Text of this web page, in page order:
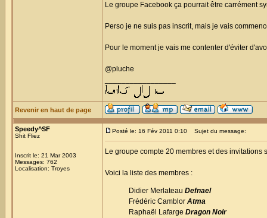
Le groupe Facebook ça pourrait être carrément
Perso je ne suis pas inscrit, mais je vais
Pour le moment je vais me contenter d'éviter
@pluche
Revenir en haut de page
Speedy^SF
Shit Fliez
Inscrit le: 21 Mar 2003
Messages: 762
Localisation: Troyes
Posté le: 16 Fév 2011 0:10 Sujet du message:
Le groupe compte 20 membres et des invitations
Voici la liste des membres :
Didier Merlateau Defnael
Frédéric Camblor Atma
Raphaël Lafarge Dragon Noir